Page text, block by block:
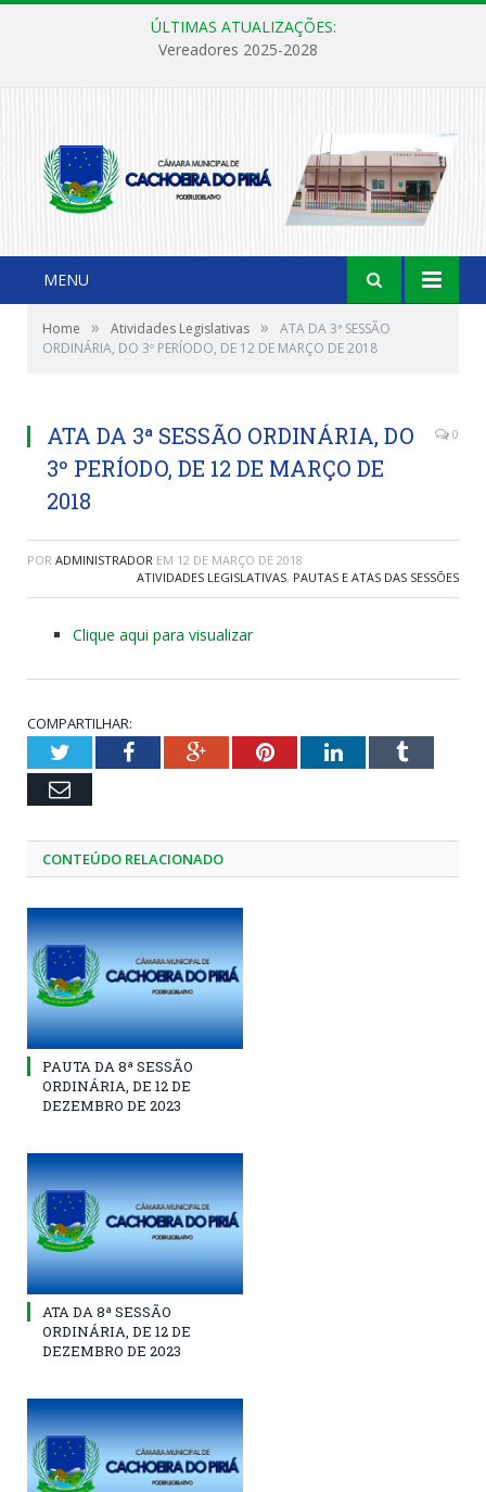
ÚLTIMAS ATUALIZAÇÕES:
Vereadores 2025-2028
MENU
Home » Atividades Legislativas »
ATA DA 3ª SESSÃO
ORDINÁRIA, DO 3º PERÍODO, DE 12 DE MARÇO DE 2018
ATA DA 3ª SESSÃO ORDINÁRIA, DO
3º PERÍODO, DE 12 DE MARÇO DE
2018
0
POR ADMINISTRADOR EM 12 DE MARÇO DE 2018
ATIVIDADES LEGISLATIVAS, PAUTAS E ATAS DAS SESSÕES
Clique aqui para visualizar
COMPARTILHAR:
TwitterFacebookGoogle+PinterestLinkedInTumblr
Email
CONTEÚDO RELACIONADO
PAUTA DA 8ª SESSÃO
ORDINÁRIA, DE 12 DE
DEZEMBRO DE 2023
ATA DA 8ª SESSÃO
ORDINÁRIA, DE 12 DE
DEZEMBRO DE 2023